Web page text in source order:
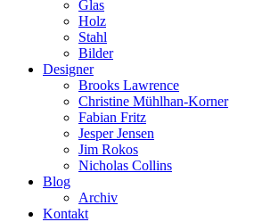
Glas
Holz
Stahl
Bilder
Designer
Brooks Lawrence
Christine Mühlhan-Korner
Fabian Fritz
Jesper Jensen
Jim Rokos
Nicholas Collins
Blog
Archiv
Kontakt